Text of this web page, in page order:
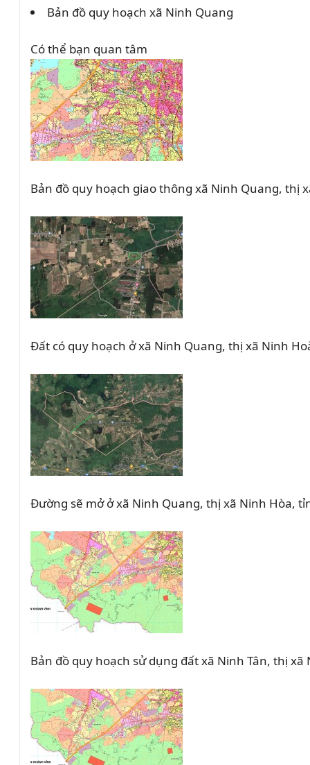
Bản đồ quy hoạch xã Ninh Quang
Có thể bạn quan tâm
Bản đồ quy hoạch giao thông xã Ninh Quang, thị
Đất có quy hoạch ở xã Ninh Quang, thị xã Ninh
Đường sẽ mở ở xã Ninh Quang, thị xã Ninh Hòa,
Bản đồ quy hoạch sử dụng đất xã Ninh Tân, thị